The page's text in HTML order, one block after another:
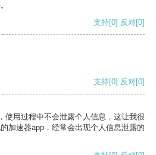
支持[0] 反对[0]
支持[0] 反对[0]
使用过程中不会泄露个人信息，这让我很
加速器app，经常会出现个人信息泄露的